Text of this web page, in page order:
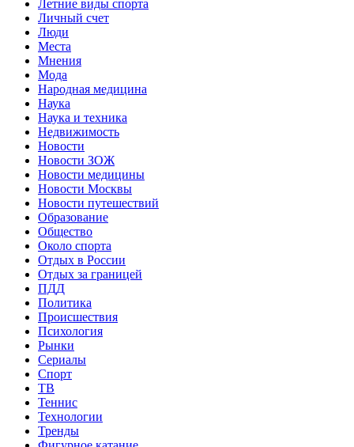
Летние виды спорта
Личный счет
Люди
Места
Мнения
Мода
Народная медицина
Наука
Наука и техника
Недвижимость
Новости
Новости ЗОЖ
Новости медицины
Новости Москвы
Новости путешествий
Образование
Общество
Около спорта
Отдых в России
Отдых за границей
ПДД
Политика
Происшествия
Психология
Рынки
Сериалы
Спорт
ТВ
Теннис
Технологии
Тренды